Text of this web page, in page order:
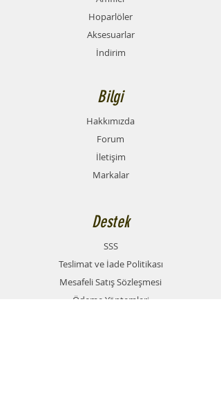
Hoparlöler
Aksesuarlar
İndirim
Bilgi
Hakkımızda
Forum
İletişim
Markalar
Destek
SSS
Teslimat ve İade Politikası
Mesafeli Satış Sözleşmesi
Ödeme Yöntemleri